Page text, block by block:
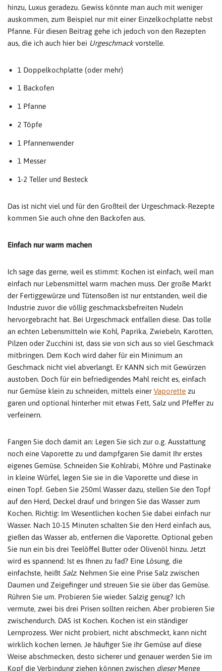
hinzu, Luxus geradezu. Gewiss könnte man auch mit weniger
auskommen, zum Beispiel nur mit einer Einzelkochplatte nebst
Pfanne. Für diesen Beitrag gehe ich jedoch von den Rezepten
aus, die ich auch hier bei Urgeschmackvorstelle.
1 Doppelkochplatte (oder mehr)
1 Backofen
1 Pfanne
2 Töpfe
1 Pfannenwender
1 Messer
1-2 Teller und Besteck
Das ist nicht viel und für den Großteil der Urgeschmack-Rezepte
kommen Sie auch ohne den Backofen aus.
Einfach nur warm machen
Ich sage das gerne, weil es stimmt: Kochen ist einfach, weil man
einfach nur Lebensmittel warm machen muss. Der große Markt
der Fertiggewürze und Tütensoßen ist nur entstanden, weil die
Industrie zuvor die völlig geschmacksbefreiten Nudeln
hervorgebracht hat. Bei Urgeschmack entfallen diese. Das tolle
an echten Lebensmitteln wie Kohl, Paprika, Zwiebeln, Karotten,
Pilzen oder Zucchini ist, dass sie von sich aus so viel Geschmack
mitbringen. Dem Koch wird daher für ein Minimum an
Geschmack nicht viel abverlangt. Er KANN sich mit Gewürzen
austoben. Doch für ein befriedigendes Mahl reicht es, einfach
nur Gemüse klein zu schneiden, mittels einer Vaporette zu
garen und optional hinterher mit etwas Fett, Salz und Pfeffer zu
verfeinern.
Fangen Sie doch damit an: Legen Sie sich zur o.g. Ausstattung
noch eine Vaporette zu und dampfgaren Sie damit Ihr erstes
eigenes Gemüse. Schneiden Sie Kohlrabi, Möhre und Pastinake
in kleine Würfel, legen Sie sie in die Vaporette und diese in
einen Topf. Geben Sie 250ml Wasser dazu, stellen Sie den Topf
auf den Herd, Deckel drauf und bringen Sie das Wasser zum
Kochen. Richtig: Im Wesentlichen kochen Sie dabei einfach nur
Wasser. Nach 10-15 Minuten schalten Sie den Herd einfach aus,
gießen das Wasser ab, entfernen die Vaporette. Optional geben
Sie nun ein bis drei Teelöffel Butter oder Olivenöl hinzu. Jetzt
wird es spannend: Ist es Ihnen zu fad? Eine Lösung, die
einfachste, heißt Salz. Nehmen Sie eine Prise Salz zwischen
Daumen und Zeigefinger und streuen Sie sie über das Gemüse.
Rühren Sie um. Probieren Sie wieder. Salzig genug? Ich
vermute, zwei bis drei Prisen sollten reichen. Aber probieren Sie
zwischendurch. DAS ist Kochen. Kochen ist ein ständiger
Lernprozess. Wer nicht probiert, nicht abschmeckt, kann nicht
wirklich kochen lernen. Je häufiger Sie ihr Gemüse auf diese
Weise abschmecken, desto sicherer und genauer werden Sie im
Kopf die Verbindung ziehen können zwischen dieserMenge